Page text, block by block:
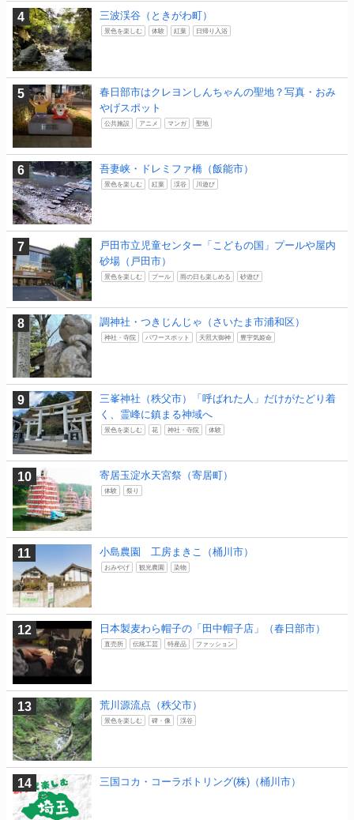
三波渓谷（ときがわ町）
景色を楽しむ 体験 紅葉 日帰り入浴
春日部市はクレヨンしんちゃんの聖地？写真・おみ
やげスポット
公共施設 アニメ マンガ 聖地
吾妻峡・ドレミファ橋（飯能市）
景色を楽しむ 紅葉 渓谷 川遊び
戸田市立児童センター「こどもの国」プールや屋内
砂場（戸田市）
景色を楽しむ プール 雨の日も楽しめる 砂遊び
調神社・つきじんじゃ（さいたま市浦和区）
神社・寺院 パワースポット 天照大御神 豊宇気姫命
三峯神社（秩父市）「呼ばれた人」だけがたどり着
く、霊峰に鎮まる神域へ
景色を楽しむ 花 神社・寺院 体験
寄居玉淀水天宮祭（寄居町）
体験 祭り
小島農園 工房まきこ（桶川市）
おみやげ 観光農園 染物
日本製麦わら帽子の「田中帽子店」（春日部市）
直売所 伝統工芸 特産品 ファッション
荒川源流点（秩父市）
景色を楽しむ 碑・像 渓谷
三国コカ・コーラボトリング(株)（桶川市）